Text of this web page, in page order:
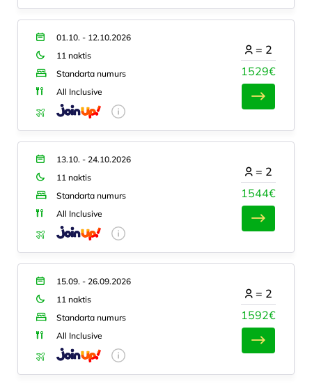
01.10. - 12.10.2026
11 naktis
Standarta numurs
All Inclusive
1529€
= 2
13.10. - 24.10.2026
11 naktis
Standarta numurs
All Inclusive
1544€
= 2
15.09. - 26.09.2026
11 naktis
Standarta numurs
All Inclusive
1592€
= 2